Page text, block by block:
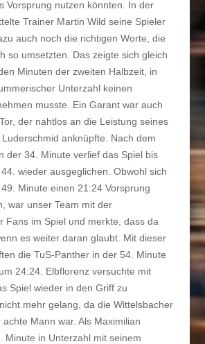
Vorsprung nutzen könnten. In der
Trainer Martin Wild seine Spieler
auch noch die richtigen Worte, die
so umsetzten. Das zeigte sich gleich
Minuten der zweiten Halbzeit, in
Unterzahl keinen
musste. Ein Garant war auch
der nahtlos an die Leistung seines
anknüpfte. Nach dem
der 34. Minute verlief das Spiel bis
wieder ausgeglichen. Obwohl sich
Minute einen 21:24 Vorsprung
war unser Team mit der
Fans im Spiel und merkte, dass da
es weiter daran glaubt. Mit dieser
die TuS-Panther in der 54. Minute
24:24. Elbflorenz versuchte mit
Spiel wieder in den Griff zu
mehr gelang, da die Wittelsbacher
Mann war. Als Maximilian
Minute in Unterzahl mit seinem